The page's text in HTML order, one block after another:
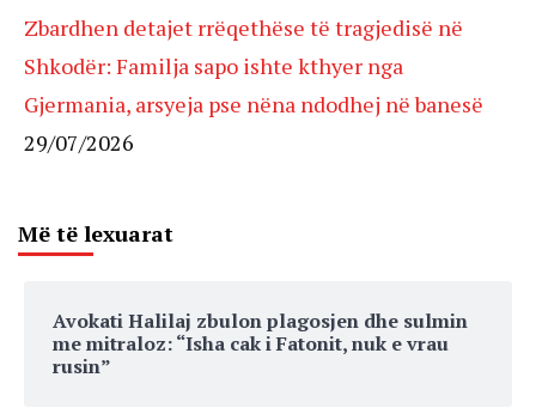
Zbardhen detajet rrëqethëse të tragjedisë në
Shkodër: Familja sapo ishte kthyer nga
Gjermania, arsyeja pse nëna ndodhej në banesë
29/07/2026
Më të lexuarat
Avokati Halilaj zbulon plagosjen dhe sulmin
me mitraloz: “Isha cak i Fatonit, nuk e vrau
rusin”